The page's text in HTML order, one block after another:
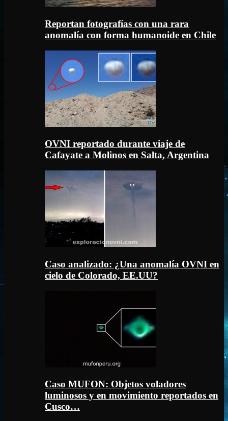
Reportan fotografías con una rara
anomalía con forma humanoide en Chile
OVNI reportado durante viaje de
Cafayate a Molinos en Salta, Argentina
Caso analizado: ¿Una anomalía OVNI en
cielo de Colorado, EE.UU?
Caso MUFON: Objetos voladores
luminosos y en movimiento reportados en
Cusco…